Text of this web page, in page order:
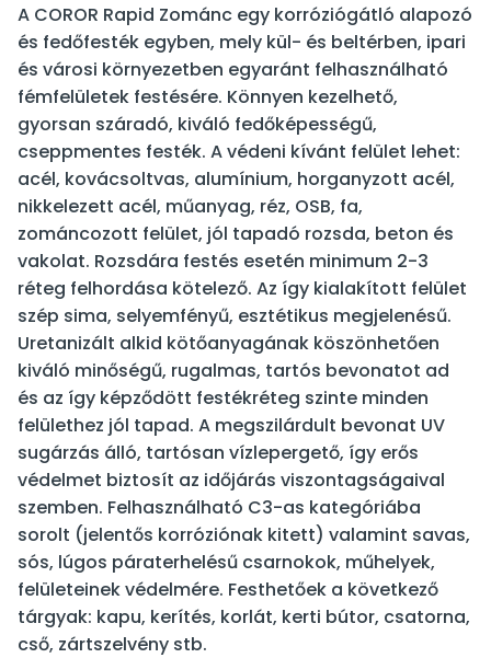
A COROR Rapid Zománc egy korróziógátló alapozó
és fedőfesték egyben, mely kül- és beltérben, ipari
és városi környezetben egyaránt felhasználható
fémfelületek festésére. Könnyen kezelhető,
gyorsan száradó, kiváló fedőképességű,
cseppmentes festék. A védeni kívánt felület lehet:
acél, kovácsoltvas, alumínium, horganyzott acél,
nikkelezett acél, műanyag, réz, OSB, fa,
zománcozott felület, jól tapadó rozsda, beton és
vakolat. Rozsdára festés esetén minimum 2-3
réteg felhordása kötelező. Az így kialakított felület
szép sima, selyemfényű, esztétikus megjelenésű.
Uretanizált alkid kötőanyagának köszönhetően
kiváló minőségű, rugalmas, tartós bevonatot ad
és az így képződött festékréteg szinte minden
felülethez jól tapad. A megszilárdult bevonat UV
sugárzás álló, tartósan vízlepergető, így erős
védelmet biztosít az időjárás viszontagságaival
szemben. Felhasználható C3-as kategóriába
sorolt (jelentős korróziónak kitett) valamint savas,
sós, lúgos páraterhelésű csarnokok, műhelyek,
felületeinek védelmére. Festhetőek a következő
tárgyak: kapu, kerítés, korlát, kerti bútor, csatorna,
cső, zártszelvény stb.